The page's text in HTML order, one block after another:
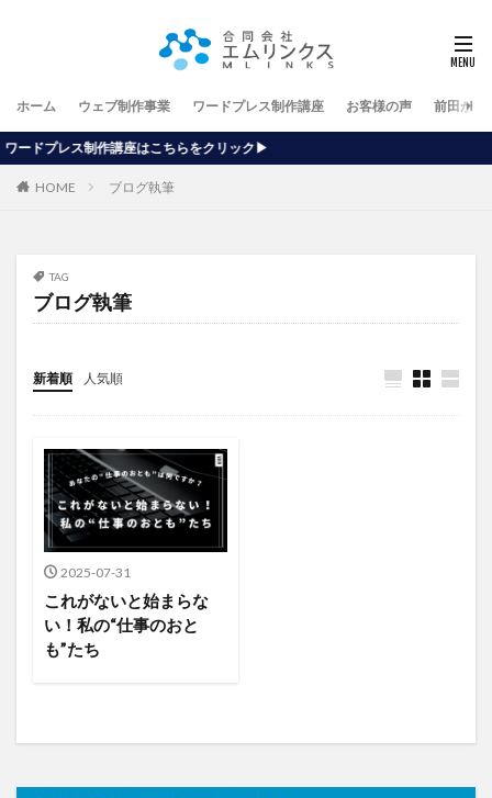
ホーム ウェブ制作事業 ワードプレス制作講座 お客様の声 前田が行
こちらをクリック▶
HOME ブログ執筆
TAG
ブログ執筆
新着順 人気順
2025-07-31
これがないと始まらな
い！私の“仕事のおと
も”たち